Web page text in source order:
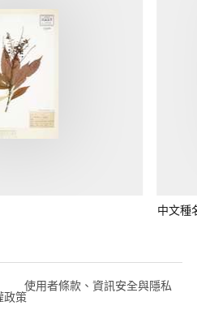
中文種
使用者條款、資訊安全與隱私
政策